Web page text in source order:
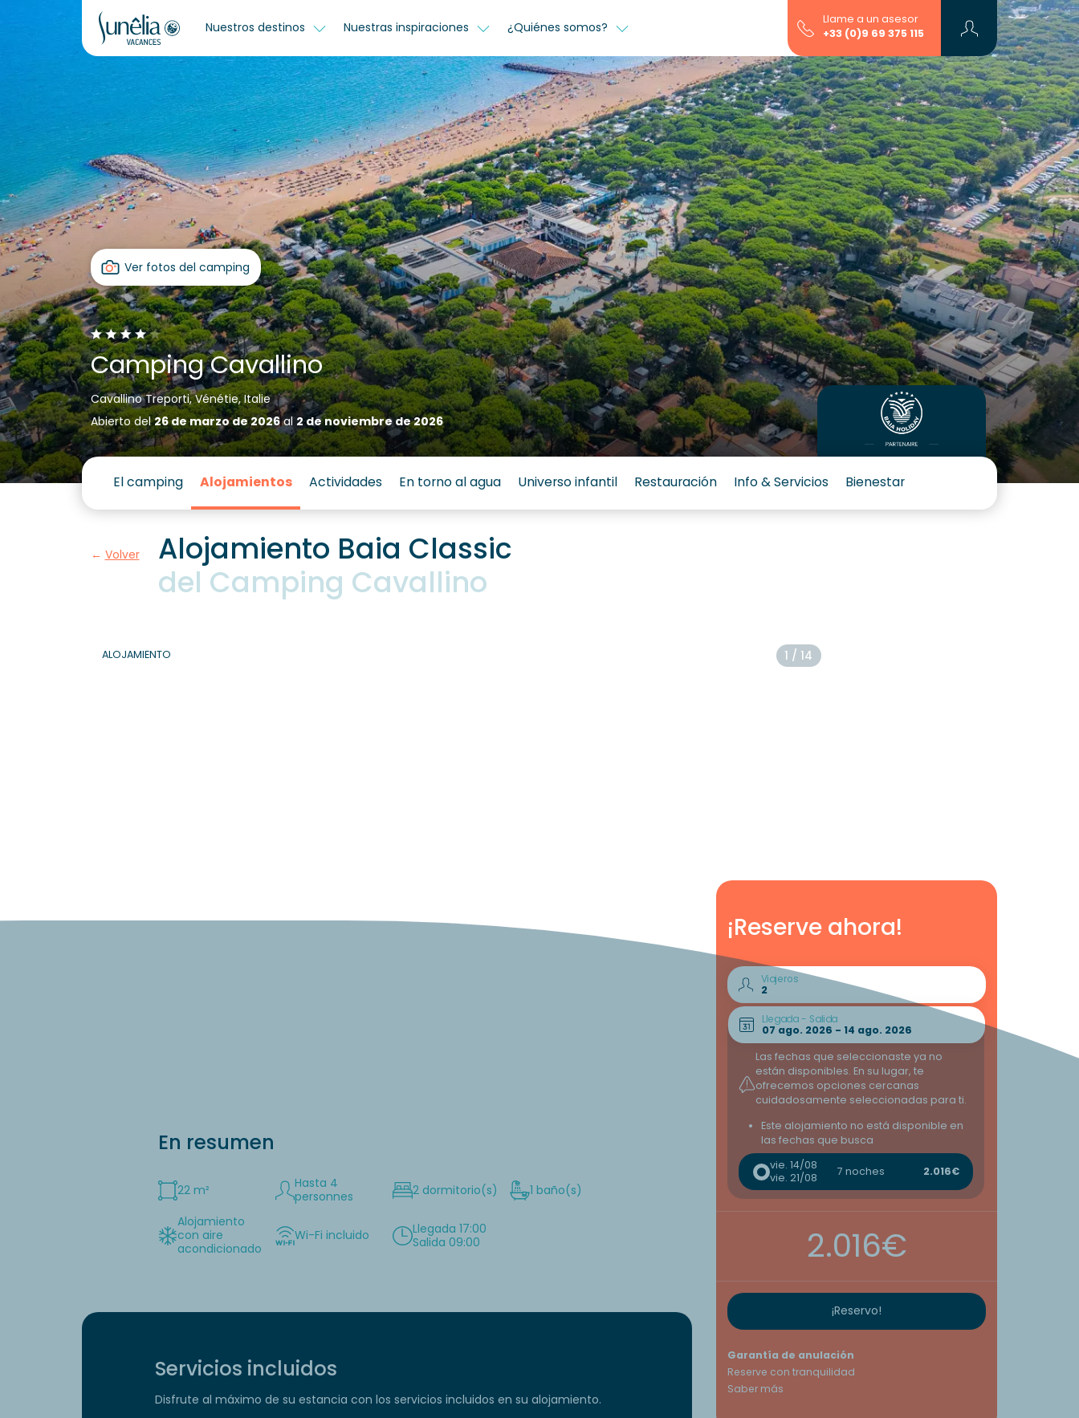
Nuestros destinos Nuestras inspiraciones ¿Quiénes somos?
Llame a un asesor
+33 (0)9 69 375 115
Ver fotos del camping
Camping Cavallino
Cavallino Treporti, Vénétie, Italie
Abierto del26 de marzo de 2026al2 de noviembre de 2026
El camping Alojamientos Actividades En torno al agua Universo infantil Restauración Info & Servicios Bienestar
Volver
Alojamiento Baia Classic
del Camping Cavallino
¡Reserve ahora!
Viajeros
Llegada - Salida
Las fechas que seleccionaste ya no
están disponibles. En su lugar, te
ofrecemos opciones cercanas
cuidadosamente seleccionadas para ti.
Este alojamiento no está disponible en
las fechas que busca
vie. 14/08
vie. 21/08
7 noches 2.016€
2.016€
¡Reservo!
Garantía de anulación
Reserve con tranquilidad
Saber más
1 / 14
ALOJAMIENTO
En resumen
22 m²
Hasta 4
personnes
2 dormitorio(s)
1 baño(s)
Alojamiento
con aire
acondicionado
Wi-Fi incluido
Llegada 17:00
Salida 09:00
Servicios incluidos
Disfrute al máximo de su estancia con los servicios incluidos en su alojamiento.